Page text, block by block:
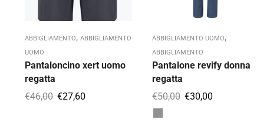
ABBIGLIAMENTO, ABBIGLIAMENTO
UOMO
Pantaloncino xert uomo
regatta
€46,00 €27,60
ABBIGLIAMENTO UOMO,
ABBIGLIAMENTO
Pantalone revify donna
regatta
€50,00 €30,00